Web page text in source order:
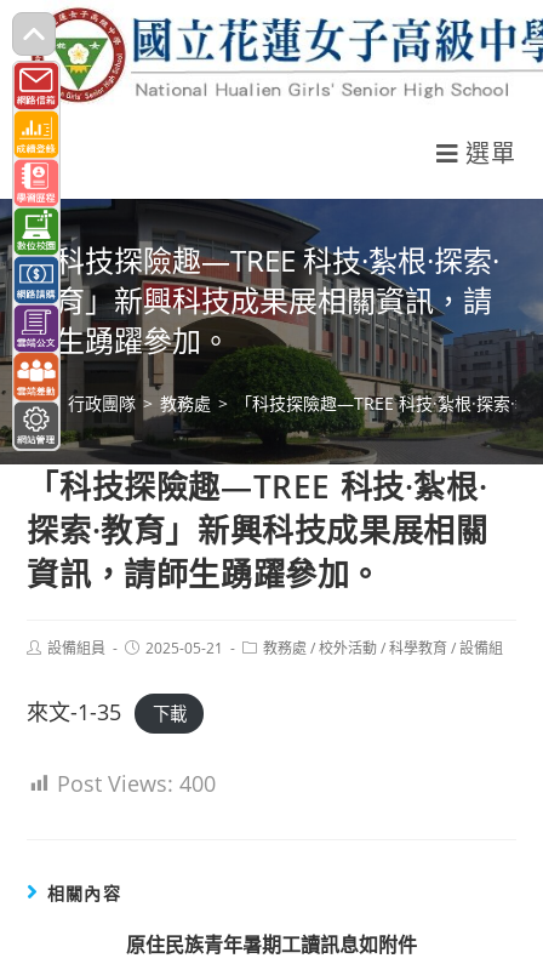
跳
轉
至
主
要
內
容
選單
「科技探險趣—TREE 科技·紮根·探索·
教育」新興科技成果展相關資訊，請
師生踴躍參加。
> 行政團隊 > 教務處 > 「科技探險趣—TREE 科技·紮根·探索·
「科技探險趣—TREE 科技·紮根·
探索·教育」新興科技成果展相關
資訊，請師生踴躍參加。
Post設備組員
Post2025-05-21
Post教務處 / 校外活動 / 科學教育 / 設備組
來文-1-35 下載
Post Views: 400
相關內容
原住民族青年暑期工讀訊息如附件